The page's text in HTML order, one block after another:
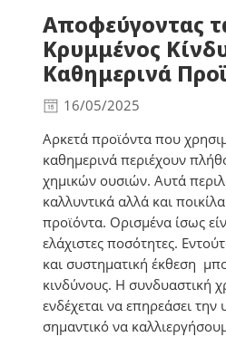
Αποφεύγοντας
Κρυμμένος
Καθημερινά
16/05/2025
Αρκετά προϊόντα που
καθημερινά περιέχουν
χημικών ουσιών. Αυτά
καλλυντικά αλλά και
προϊόντα. Ορισμένα ίσως
ελάχιστες ποσότητες.
και συστηματική έκθεση
κινδύνους. Η συνδυαστική
ενδέχεται να επηρεάσει την
σημαντικό να